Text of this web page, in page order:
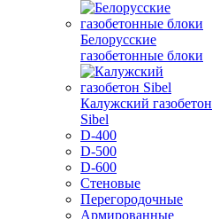
Белорусские
газобетонные блоки
Калужский газобетон
Sibel
D-400
D-500
D-600
Стеновые
Перегородочные
Армированные